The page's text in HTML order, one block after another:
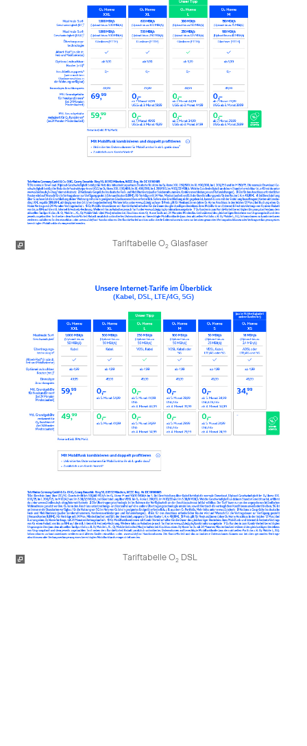
Tariftabelle O2 Glasfaser
Tariftabelle O2 DSL